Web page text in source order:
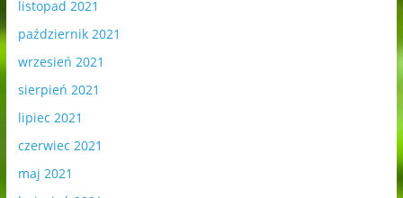
listopad 2021
październik 2021
wrzesień 2021
sierpień 2021
lipiec 2021
czerwiec 2021
maj 2021